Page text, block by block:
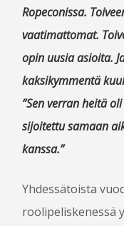
BLOGI
MEDIALLE
OTA YHTEYTTÄ
Ropeconissa.
vaatimattomat.
opin uusia asioita.
kaksikymmentä
”Sen verran heitä
sijoitettu samaan
kanssa.”
Yhdessätoista
roolipeliskenessä